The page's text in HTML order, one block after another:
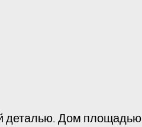
деталью. Дом площадью